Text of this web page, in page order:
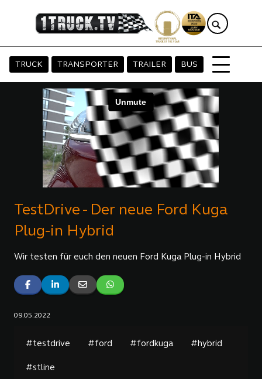
TRUCK TRANSPORTER TRAILER BUS
TestDrive - Der neue Ford Kuga
Plug-in Hybrid
Wir testen für euch den neuen Ford Kuga Plug-in Hybrid
09.05.2022
#testdrive #ford #fordkuga #hybrid
#stline